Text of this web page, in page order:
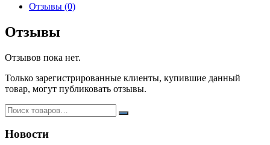
Parfum
100
A
D
Отзывы (0)
Отзывы
Отзывов пока нет.
Только зарегистрированные клиенты, купившие данный
товар, могут публиковать отзывы.
Новости